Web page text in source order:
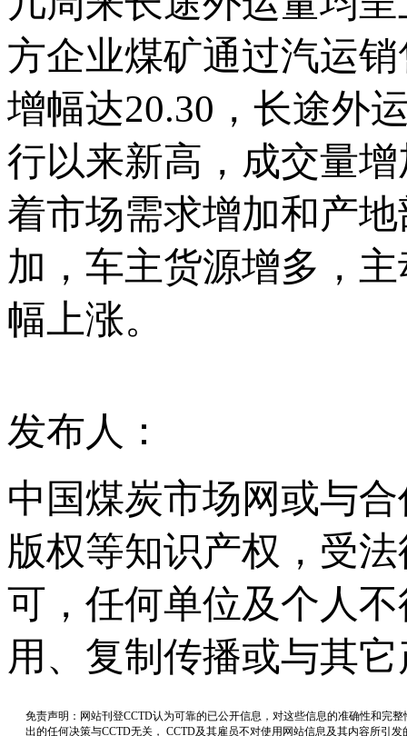
方企业煤矿通过汽运
增幅达20.30，长途外
行以来新高，成交量
着市场需求增加和产
加，车主货源增多，
幅上涨。
发布人：
中国煤炭市场网或与
版权等知识产权，受
可，任何单位及个人
用、复制传播或与其
免责声明：网站刊登CCTD认为可靠的已公开信息，对这些信息的准确性和完
出的任何决策与CCTD无关， CCTD及其雇员不对使用网站信息及其内容所引